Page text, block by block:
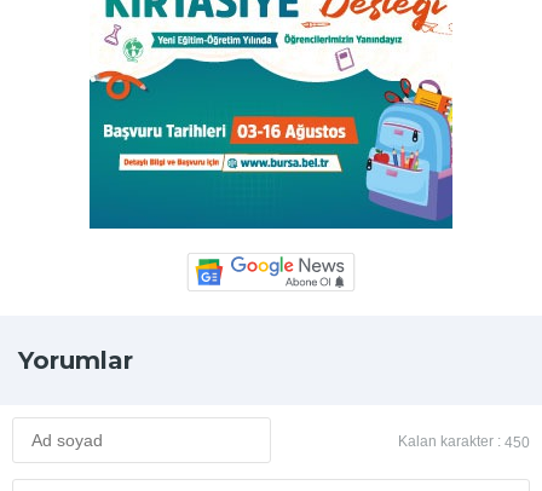
Yorumlar
Kalan karakter : 450